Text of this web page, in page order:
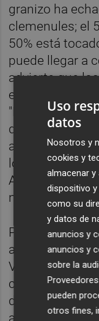
granizo ha
clemenules; el
50% está
puede llegar a
advierte que
esta campaña,
"Las ramas
que viene
afectará a dos
lo más grave:
Agroseguro
necesidades
Por su parte,
actúe de forma
Vox en la
con total
de Zona
afectadas en
Uso
datos
Nosotros y
cookies y
almacenar
dispositivo
como su
y datos de
anuncios y
anuncios y
sobre la
pueden
otros fines,